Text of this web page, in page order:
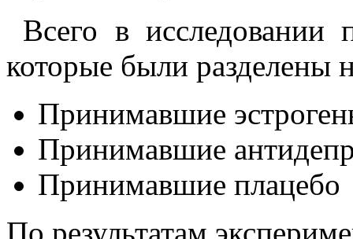
Всего в
которые были разделены
Принимавшие
Принимавшие
Принимавшие плацебо
По результатам